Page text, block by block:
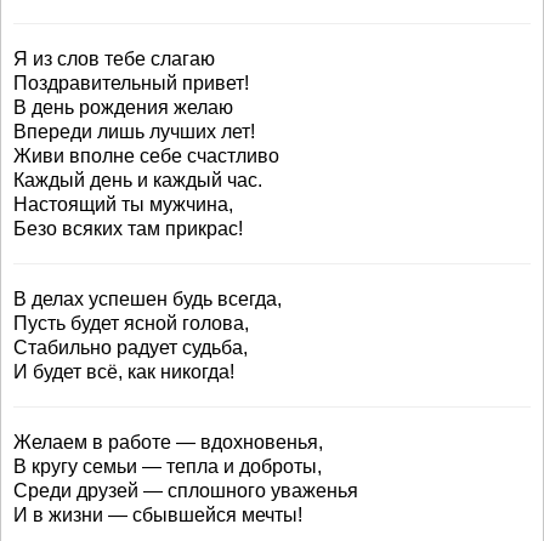
Я из слов тебе слагаю
Поздравительный привет!
В день рождения желаю
Впереди лишь лучших лет!
Живи вполне себе счастливо
Каждый день и каждый час.
Настоящий ты мужчина,
Безо всяких там прикрас!
В делах успешен будь всегда,
Пусть будет ясной голова,
Стабильно радует судьба,
И будет всё, как никогда!
Желаем в работе — вдохновенья,
В кругу семьи — тепла и доброты,
Среди друзей — сплошного уваженья
И в жизни — сбывшейся мечты!